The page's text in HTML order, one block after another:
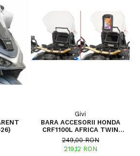
Givi
BARA ACCESORII HONDA
CRF1100L AFRICA TWIN
ADVENTURE SPORTS (20 - 23)
CRF1100L AFRICA TWIN
ADVENTURE SPORTS (24)
249,00 RON
219,12 RON